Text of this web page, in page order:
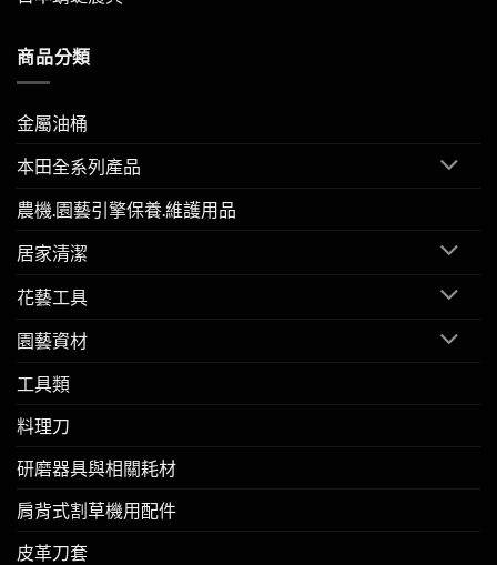
商品分類
金屬油桶
本田全系列產品
農機.園藝引擎保養.維護用品
居家清潔
花藝工具
園藝資材
工具類
料理刀
研磨器具與相關耗材
肩背式割草機用配件
皮革刀套